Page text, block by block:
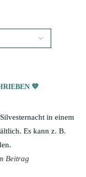
💙
in einem
Es kann z. B.
Beitrag